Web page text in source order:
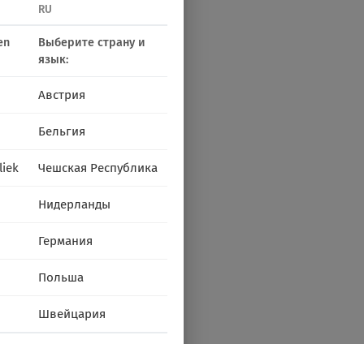
RU
Выберите страну и
язык:
Австрия
Бельгия
Чешская Республика
Нидерланды
Германия
Польша
Швейцария